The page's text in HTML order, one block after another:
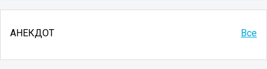
АНЕКДОТ Все